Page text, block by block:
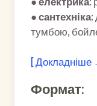
●сантехніка:
тумбою,
[ Докладніше
Формат: